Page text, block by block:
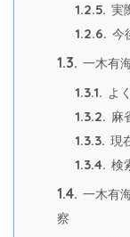
1.2.5. 実
1.2.6. 今
1.3. 一木有
1.3.1. よ
1.3.2. 麻
1.3.3. 現
1.3.4. 検
1.4. 一木有
察